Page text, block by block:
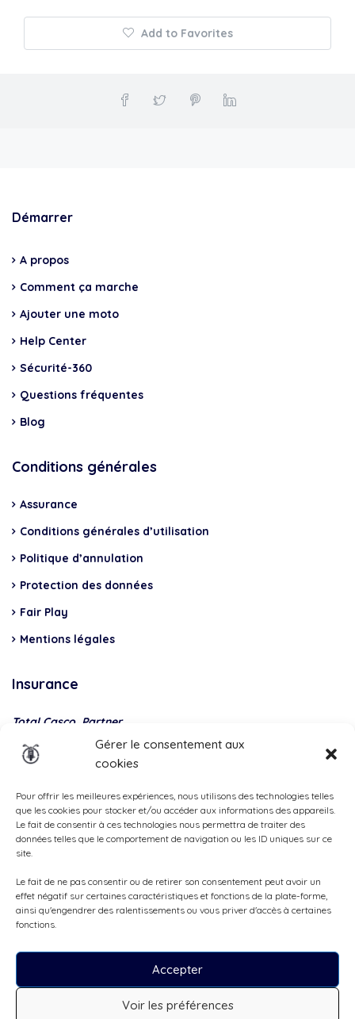
Gérer le consentement aux
cookies
Pour offrir les meilleures expériences, nous utilisons des technologies telles
que les cookies pour stocker et/ou accéder aux informations des appareils.
Le fait de consentir à ces technologies nous permettra de traiter des
données telles que le comportement de navigation ou les ID uniques sur ce
site.
Le fait de ne pas consentir ou de retirer son consentement peut avoir un
effet négatif sur certaines caractéristiques et fonctions de la plate-forme,
ainsi qu'engendrer des ralentissements ou vous priver d'accès à certaines
fonctions.
Accepter
Voir les préférences
Add to Favorites
Démarrer
A propos
Comment ça marche
Ajouter une moto
Help Center
Sécurité-360
Questions fréquentes
Blog
Conditions générales
Assurance
Conditions générales d’utilisation
Politique d’annulation
Protection des données
Fair Play
Mentions légales
Insurance
Total Casco, Partner
payment
Tous droits réservés, ©Cruizador 2026